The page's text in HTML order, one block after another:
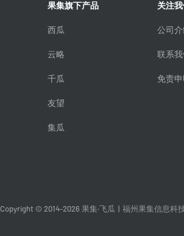
果集旗下产品
西瓜
云略
千瓜
友望
集瓜
关注
公司
联系
免责
Copyright © 2014-2026 果集·飞瓜 福州果集信息科